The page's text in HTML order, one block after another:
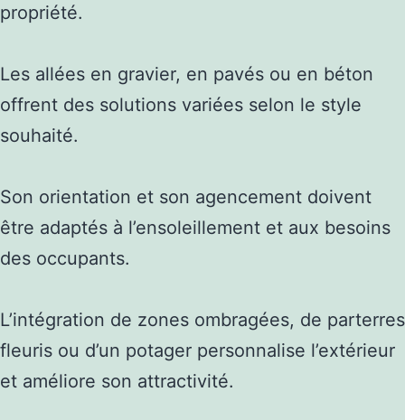
propriété.
Les allées en gravier, en pavés ou en béton
offrent des solutions variées selon le style
souhaité.
Son orientation et son agencement doivent
être adaptés à l’ensoleillement et aux besoins
des occupants.
L’intégration de zones ombragées, de parterres
fleuris ou d’un potager personnalise l’extérieur
et améliore son attractivité.